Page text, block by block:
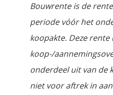
Bouwrente is de
periode vóór het
koopakte. Deze
koop-/
onderdeel uit van de
niet voor aftrek in